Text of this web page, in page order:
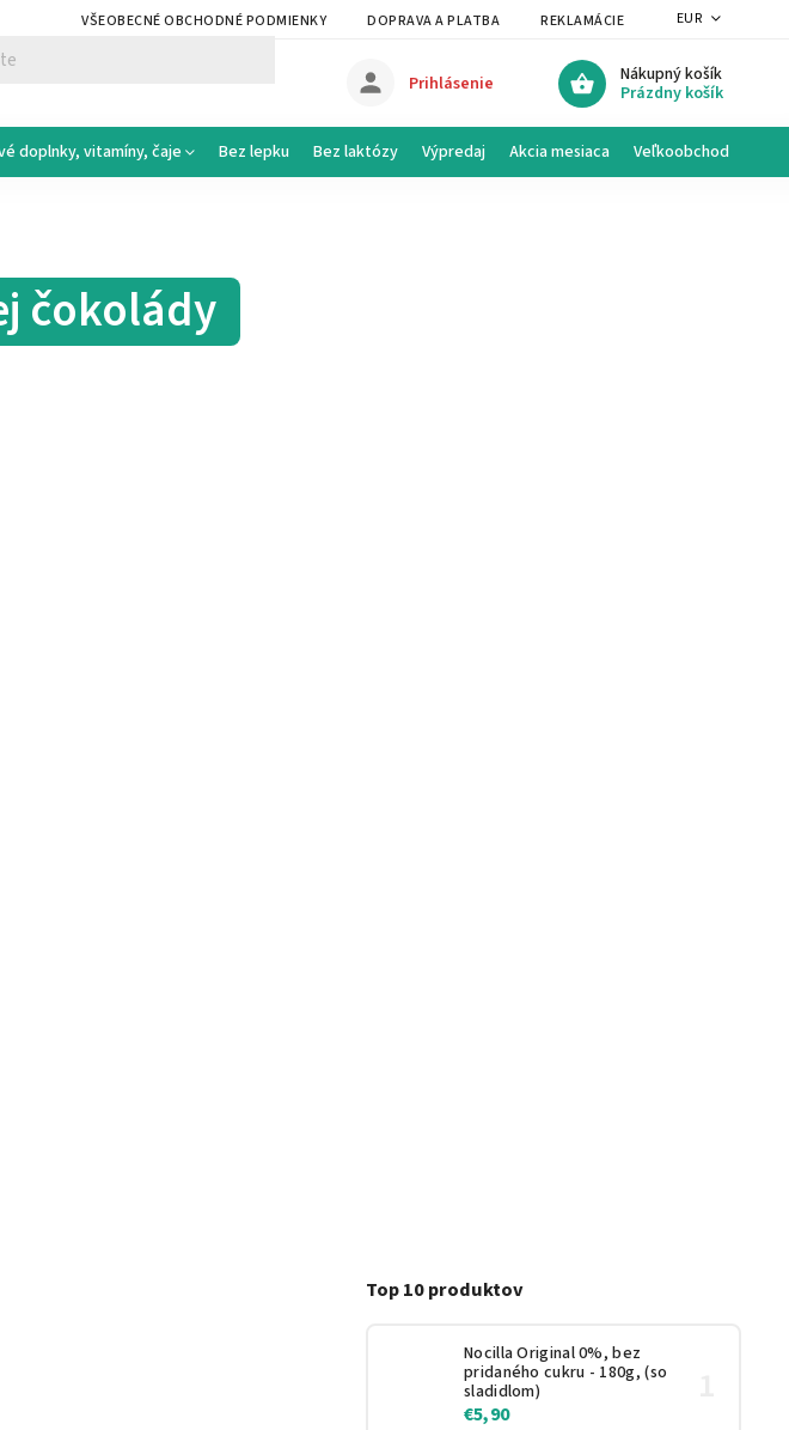
VŠEOBECNÉ OBCHODNÉ PODMIENKY DOPRAVA A PLATBA REKLAMÁCIE A VRÁTENIE
EUR
Nákupný košík
Prázdny košík
Prihlásenie
doplnky, vitamíny, čaje Bez lepku Bez laktózy Výpredaj Akcia mesiaca Veľkoobchod
Top 10 produktov
Nocilla Original 0%, bez
pridaného cukru - 180g, (so
sladidlom)
€5,90
čokolády